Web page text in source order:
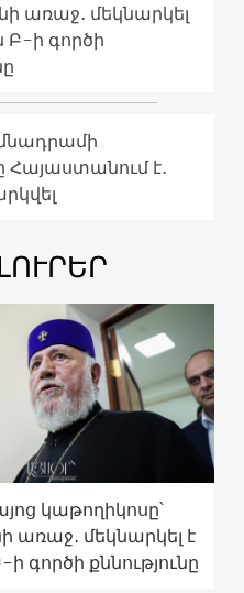
առաջ․ մեկնարկել
Բ-ի գործի
Հայաստանում է․
կաթողիկոսը՝
մեկնարկել է
գործի քննությունը